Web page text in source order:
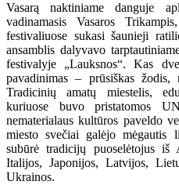
Vasarą naktiniame danguje
vadinamasis Vasaros
festivaliuose sukasi šaunieji
ansamblis dalyvavo
festivalyje „Lauksnos“. Kas
pavadinimas – prūsiškas žodis,
Tradicinių amatų miestelis,
kuriuose buvo pristatomos
nematerialaus kultūros paveldo
miesto svečiai galėjo mėgautis
subūrė tradicijų puoselėtojus iš
Italijos, Japonijos, Latvijos,
Ukrainos.